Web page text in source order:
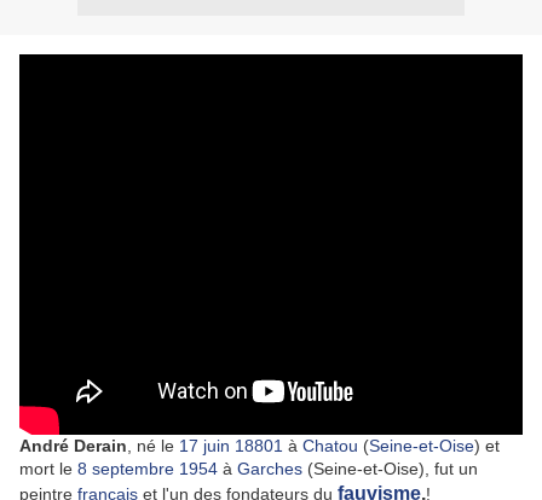
André Derain , né le 17 juin 18801 à Chatou (Seine-et-Oise) et
mort le 8 septembre 1954 à Garches (Seine-et-Oise), fut un
peintre français et l'un des fondateurs du fauvisme.!